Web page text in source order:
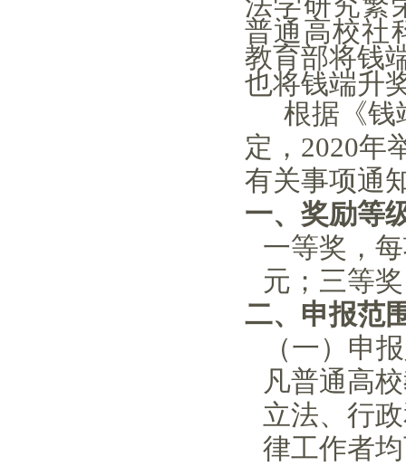
普通高校社
教育部将钱
也将钱端升
根据《钱
定，2020年
有关事项通
一、奖励等
一等奖，
元；三等
二、申报范
（一）申
凡普通高
立法、行
律工作者